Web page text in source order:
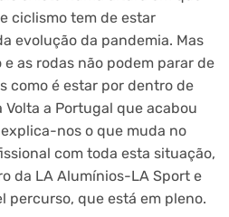
ciclismo tem de estar
evolução da pandemia. Mas
as rodas não podem parar de
como é estar por dentro de
a Portugal que acabou
nos o que muda no
com toda esta situação,
da LA Alumínios-LA Sport e
percurso, que está em pleno.